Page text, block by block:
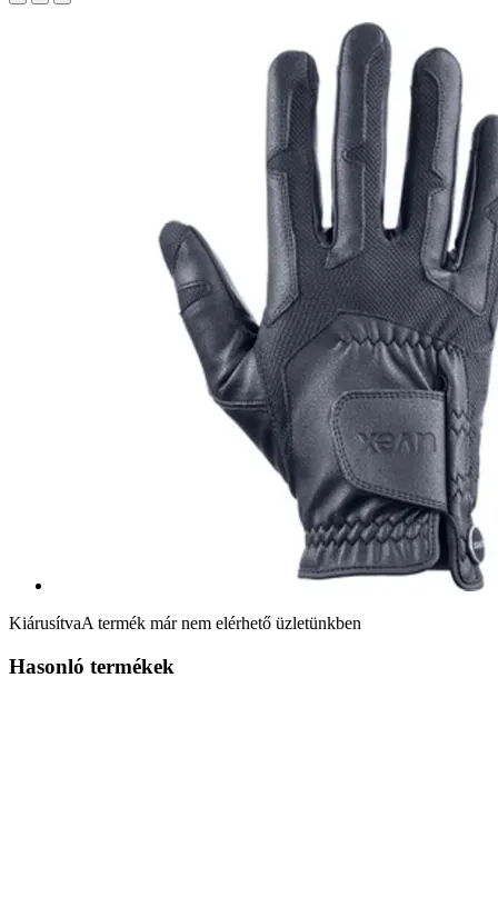
KiárusítvaA termék már nem elérhető üzletünkben
Hasonló termékek